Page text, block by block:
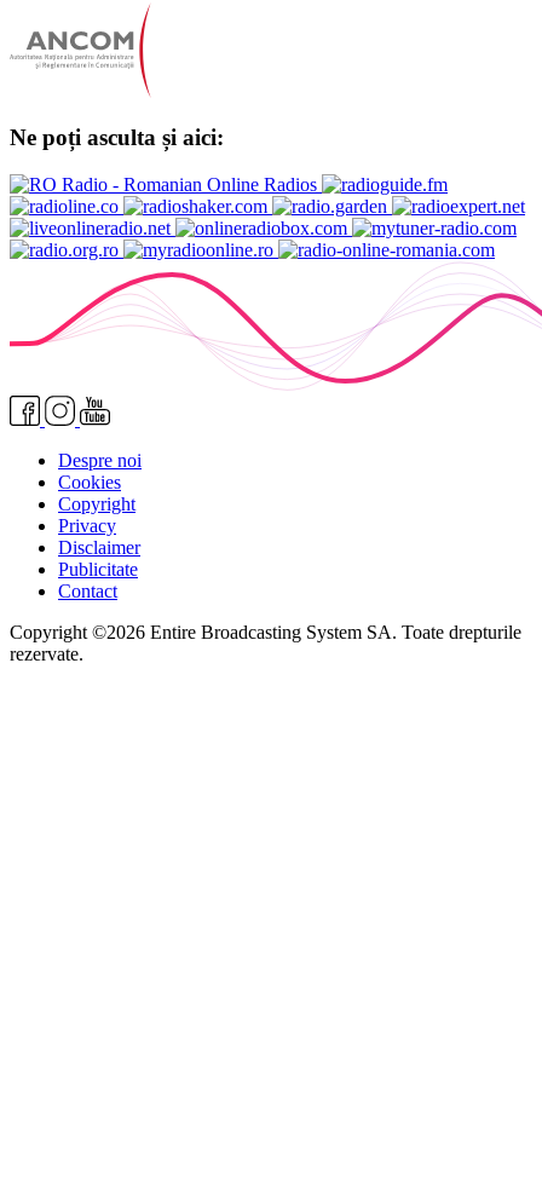
Ne poți asculta și aici:
Despre noi
Cookies
Copyright
Privacy
Disclaimer
Publicitate
Contact
Copyright ©2026 Entire Broadcasting System SA. Toate drepturile
rezervate.